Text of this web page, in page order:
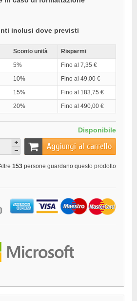
inclusi dove previsti
Sconto unità
Risparmi
5%
Fino al 7,35 €
10%
Fino al 49,00 €
15%
Fino al 183,75 €
20% Fino al 490,00 €
Disponibile
Aggiungi al carrello
153 persone guardano questo prodotto